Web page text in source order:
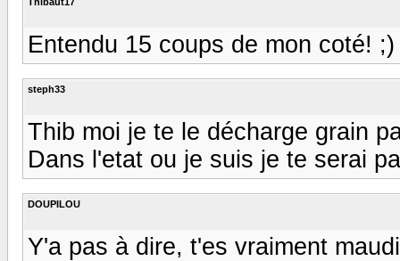
Entendu 15 coups de mon coté! ;)
steph33
Thib moi je te le décharge grain
Dans l'etat ou je suis je te serai
DOUPILOU
Y'a pas à dire, t'es vraiment